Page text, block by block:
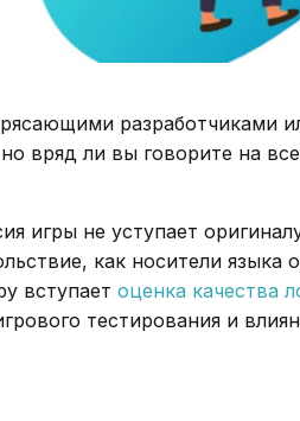
разработчиками
вряд ли вы говорите на
игры не уступает
как носители языка
вступает оценка качества
тестирования и